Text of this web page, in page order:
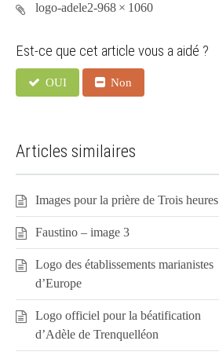
logo-adele2-968 × 1060
Est-ce que cet article vous a aidé ?
OUI Non
Articles similaires
Images pour la prière de Trois heures
Faustino – image 3
Logo des établissements marianistes
d’Europe
Logo officiel pour la béatification
d’Adèle de Trenquelléon